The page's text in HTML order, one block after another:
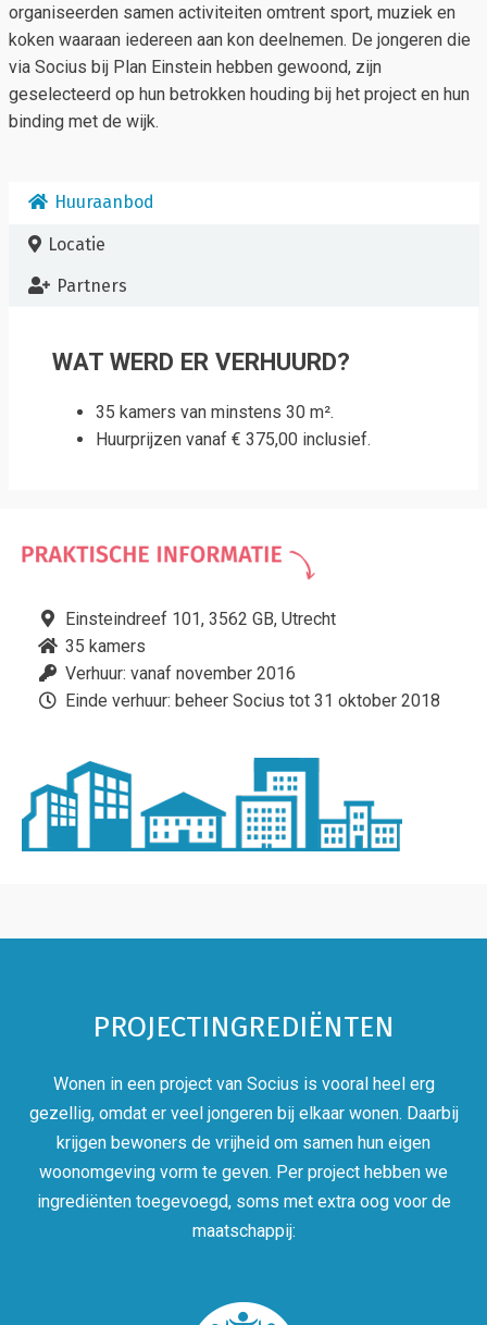
organiseerden samen activiteiten omtrent sport, muziek en
koken waaraan iedereen aan kon deelnemen. De jongeren die
via Socius bij Plan Einstein hebben gewoond, zijn
geselecteerd op hun betrokken houding bij het project en hun
binding met de wijk.
Huuraanbod
Locatie
Partners
WAT WERD ER VERHUURD?
35 kamers van minstens 30 m².
Huurprijzen vanaf € 375,00 inclusief.
Einsteindreef 101, 3562 GB, Utrecht
35 kamers
Verhuur: vanaf november 2016
Einde verhuur: beheer Socius tot 31 oktober 2018
PROJECTINGREDIËNTEN
Wonen in een project van Socius is vooral heel erg
gezellig, omdat er veel jongeren bij elkaar wonen. Daarbij
krijgen bewoners de vrijheid om samen hun eigen
woonomgeving vorm te geven. Per project hebben we
ingrediënten toegevoegd, soms met extra oog voor de
maatschappij: